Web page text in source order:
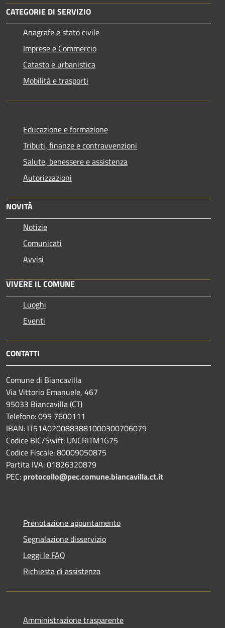
CATEGORIE DI SERVIZIO
Anagrafe e stato civile
Imprese e Commercio
Catasto e urbanistica
Mobilità e trasporti
Educazione e formazione
Tributi, finanze e contravvenzioni
Salute, benessere e assistenza
Autorizzazioni
NOVITÀ
Notizie
Comunicati
Avvisi
VIVERE IL COMUNE
Luoghi
Eventi
CONTATTI
Comune di Biancavilla
Via Vittorio Emanuele, 467
95033 Biancavilla (CT)
Telefono: 095 7600111
IBAN: IT51A0200883881000300706079
Codice BIC/Swift: UNCRITM1G75
Codice Fiscale: 80009050875
Partita IVA: 01826320879
PEC: protocollo@pec.comune.biancavilla.ct.it
Prenotazione appuntamento
Segnalazione disservizio
Leggi le FAQ
Richiesta di assistenza
Amministrazione trasparente